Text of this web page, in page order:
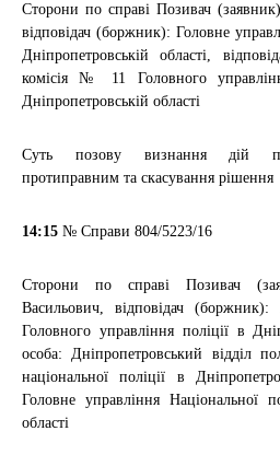
Сторони по справі Позивач
відповідач (боржник): Головне
Дніпропетровській області,
комісія № 11 Головного
Дніпропетровській області
Суть позову
визнання дій
протиправним та скасування рішення
14:15 № Справи 804/5223/16
Сторони по справі
Позивач
Васильович, відповідач
Головного управління поліції в
особа: Дніпропетровський відділ
національної поліції в
Головне управління Національної
області